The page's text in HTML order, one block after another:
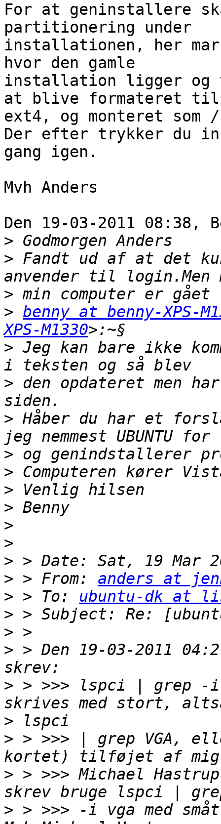
For at geninstallere
partitionering under
installationen, her
hvor den gamle
installation ligger og
at blive formateret
ext4, og monteret som /
Der efter trykker du
gang igen.
Mvh Anders
Den 19-03-2011 08:38,
>
> Fandt ud af at det
>
> benny at benny-XPS-
XPS-M1330
> Jeg kan bare ikke
> den opdateret men
> Håber du har et
>
>
>
>
>
>
>
> > From: anders at
> > To: ubuntu-dk at
>
>
> > Den 19-03-2011
> > >>> lspci | grep -i
>
> > >>> | grep VGA,
> > >>> Michael
> > >>> -i vga med